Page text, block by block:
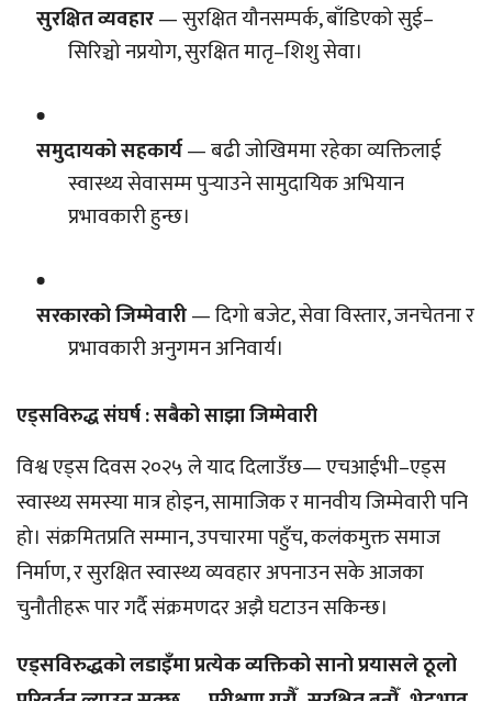
सुरक्षित व्यवहार— सुरक्षित यौनसम्पर्क, बाँडिएको सुई–
सिरिञ्चो नप्रयोग, सुरक्षित मातृ–शिशु सेवा।
समुदायको सहकार्य— बढी जोखिममा रहेका व्यक्तिलाई
स्वास्थ्य सेवासम्म पुर्‍याउने सामुदायिक अभियान
प्रभावकारी हुन्छ।
सरकारको जिम्मेवारी— दिगो बजेट, सेवा विस्तार, जनचेतना र
प्रभावकारी अनुगमन अनिवार्य।
एड्सविरुद्ध संघर्ष : सबैको साझा जिम्मेवारी
विश्व एड्स दिवस २०२५ ले याद दिलाउँछ— एचआईभी–एड्स
स्वास्थ्य समस्या मात्र होइन, सामाजिक र मानवीय जिम्मेवारी पनि
हो। संक्रमितप्रति सम्मान, उपचारमा पहुँच, कलंकमुक्त समाज
निर्माण, र सुरक्षित स्वास्थ्य व्यवहार अपनाउन सके आजका
चुनौतीहरू पार गर्दै संक्रमणदर अझै घटाउन सकिन्छ।
एड्सविरुद्धको लडाइँमा प्रत्येक व्यक्तिको सानो प्रयासले ठूलो